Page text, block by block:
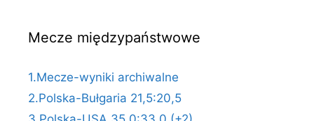
Mecze międzypaństwowe
1.Mecze-wyniki archiwalne
2.Polska-Bułgaria 21,5:20,5